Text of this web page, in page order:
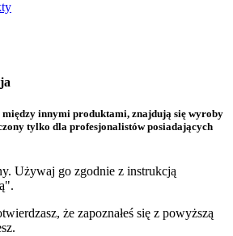
między innymi produktami, znajdują się wyroby
tylko dla profesjonalistów posiadających
Używaj go zgodnie z instrukcją
że zapoznałeś się z powyższą